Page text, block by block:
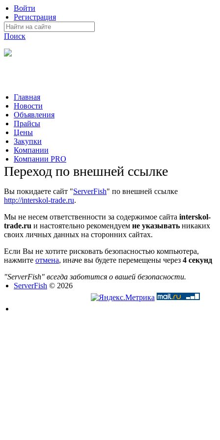
Войти
Регистрация
Поиск
Главная
Новости
Объявления
Прайсы
Цены
Закупки
Компании
Компании PRO
Переход по внешней ссылке
Вы покидаете сайт "ServerFish" по внешней ссылке
http://interskol-trade.ru.
Мы не несем ответственности за содержимое сайта interskol-
trade.ru и настоятельно рекомендуем не указывать никаких
своих личных данных на сторонних сайтах.
Если Вы не хотите рисковать безопасностью компьютера,
нажмите отмена, иначе вы будете перемещены через 4 секунд
"ServerFish" всегда заботится о вашей безопасности.
ServerFish © 2026